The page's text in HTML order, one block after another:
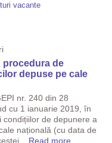
vacante
procedura de
depuse pe cale
nr. 240 din 28
cu 1 ianuarie 2019, în
de depunere a
națională (cu data de
Read more